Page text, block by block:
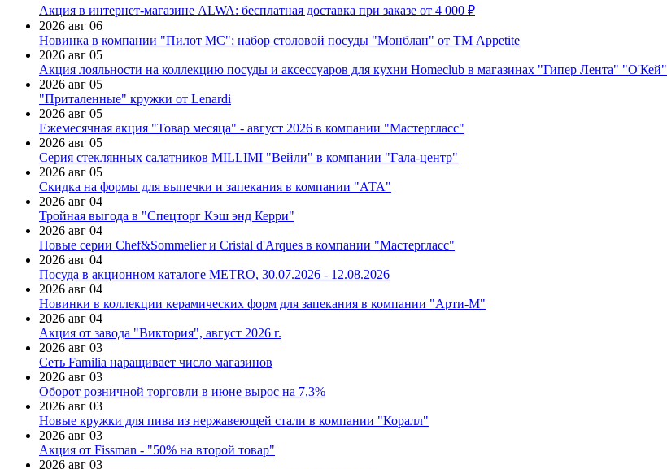
Акция в интернет-магазине ALWA: бесплатная доставка при заказе от 4 000 ₽
2026 авг 06
Новинка в компании "Пилот МС": набор столовой посуды "Монблан" от ТМ Appetite
2026 авг 05
Акция лояльности на коллекцию посуды и аксессуаров для кухни Homeclub в магазинах "Гипер Лента" "О'Кей"
2026 авг 05
"Приталенные" кружки от Lenardi
2026 авг 05
Ежемесячная акция "Товар месяца" - август 2026 в компании "Мастергласс"
2026 авг 05
Серия стеклянных салатников MILLIMI "Вейли" в компании "Гала-центр"
2026 авг 05
Скидка на формы для выпечки и запекания в компании "АТА"
2026 авг 04
Тройная выгода в "Спецторг Кэш энд Керри"
2026 авг 04
Новые серии Chef&Sommelier и Cristal d'Arques в компании "Мастергласс"
2026 авг 04
Посуда в акционном каталоге METRO, 30.07.2026 - 12.08.2026
2026 авг 04
Новинки в коллекции керамических форм для запекания в компании "Арти-М"
2026 авг 04
Акция от завода "Виктория", август 2026 г.
2026 авг 03
Сеть Familia наращивает число магазинов
2026 авг 03
Оборот розничной торговли в июне вырос на 7,3%
2026 авг 03
Новые кружки для пива из нержавеющей стали в компании "Коралл"
2026 авг 03
Акция от Fissman - "50% на второй товар"
2026 авг 03